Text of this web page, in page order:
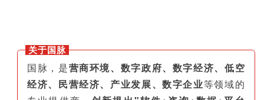
关于国脉
国脉，是营商环境、数字政府、数字经济、低空
经济、民营经济、产业发展、数字企业等领域的